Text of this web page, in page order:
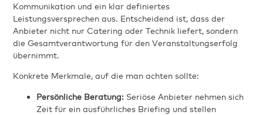
Kommunikation und ein klar definiertes
Leistungsversprechen aus. Entscheidend ist, dass der
Anbieter nicht nur Catering oder Technik liefert, sondern
die Gesamtverantwortung für den Veranstaltungserfolg
übernimmt.
Konkrete Merkmale, auf die man achten sollte:
Persönliche Beratung: Seriöse Anbieter nehmen sich
Zeit für ein ausführliches Briefing und stellen